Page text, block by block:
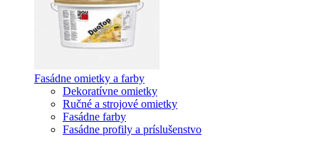
Fasádne omietky a farby
Dekoratívne omietky
Ručné a strojové omietky
Fasádne farby
Fasádne profily a príslušenstvo